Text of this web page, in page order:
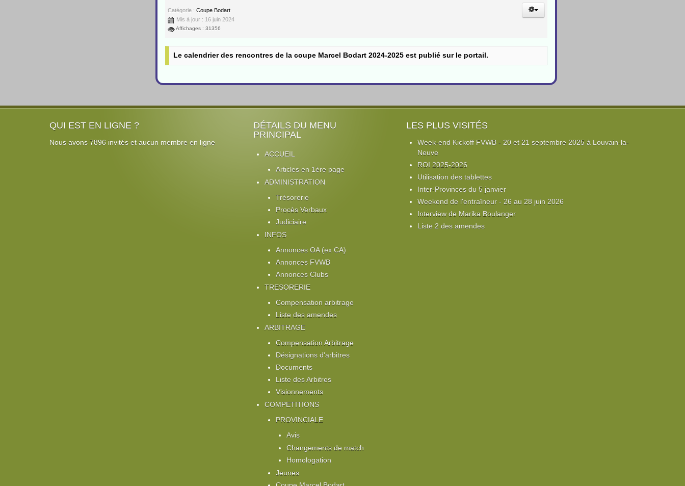
Catégorie :Coupe Bodart
Mis à jour : 16 juin 2024
Affichages : 31356
Le calendrier des rencontres de la coupe Marcel Bodart 2024-2025 est publié sur le portail.
QUI EST EN LIGNE ?
Nous avons 7896 invités et aucun membre en ligne
DÉTAILS DU MENU
PRINCIPAL
ACCUEIL
Articles en 1ère page
ADMINISTRATION
Trésorerie
Procès Verbaux
Judiciaire
INFOS
Annonces OA (ex CA)
Annonces FVWB
Annonces Clubs
TRESORERIE
Compensation arbitrage
Liste des amendes
ARBITRAGE
Compensation Arbitrage
Désignations d'arbitres
Documents
Liste des Arbitres
Visionnements
COMPETITIONS
PROVINCIALE
Avis
Changements de match
Homologation
Jeunes
LES PLUS VISITÉS
Week-end Kickoff FVWB - 20 et 21 septembre 2025 à Louvain-la-
Neuve
ROI 2025-2026
Utilisation des tablettes
Inter-Provinces du 5 janvier
Weekend de l'entraîneur - 26 au 28 juin 2026
Interview de Marika Boulanger
Liste 2 des amendes